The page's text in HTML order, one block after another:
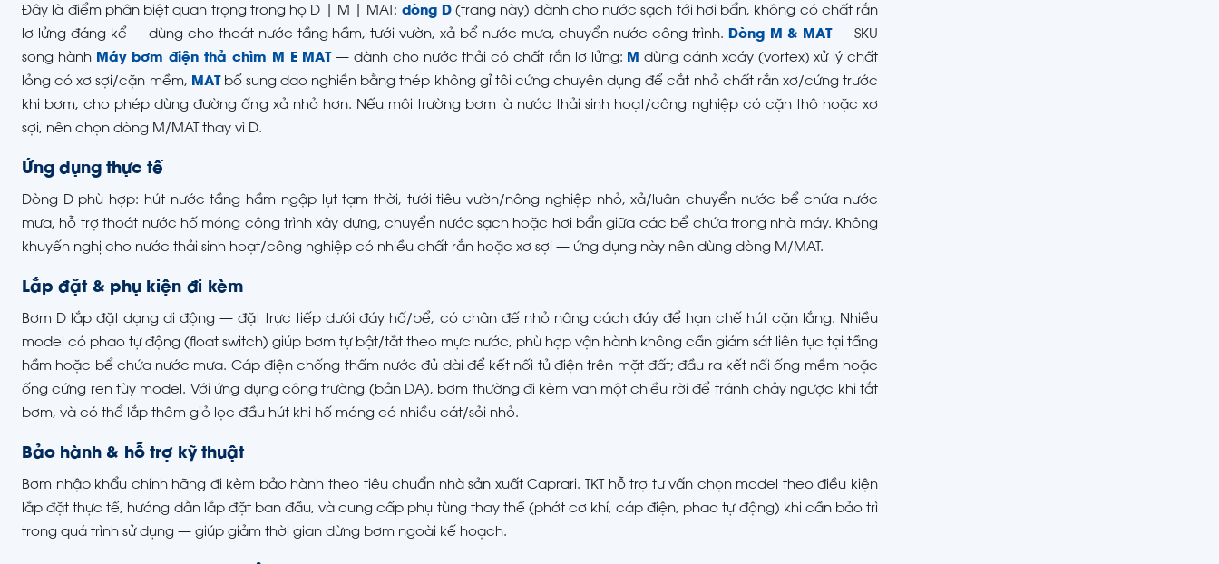
Đây là điểm phân biệt quan trọng trong họ D | M | MAT: dòng D(trang này) dành cho nước sạch tới hơi bẩn, không có chất rắn
lơ lửng đáng kể — dùng cho thoát nước tầng hầm, tưới vườn, xả bể nước mưa, chuyển nước công trình. Dòng M & MAT — SKU
song hành Máy bơm điện thả chìm M E MAT — dành cho nước thải có chất rắn lơ lửng: M dùng cánh xoáy (vortex) xử lý chất
lỏng có xơ sợi/cặn mềm, MAT bổ sung dao nghiền bằng thép không gỉ tôi cứng chuyên dụng để cắt nhỏ chất rắn xơ/cứng trước
khi bơm, cho phép dùng đường ống xả nhỏ hơn. Nếu môi trường bơm là nước thải sinh hoạt/công nghiệp có cặn thô hoặc xơ
sợi, nên chọn dòng M/MAT thay vì D.
Ứng dụng thực tế
Dòng D phù hợp: hút nước tầng hầm ngập lụt tạm thời, tưới tiêu vườn/nông nghiệp nhỏ, xả/luân chuyển nước bể chứa nước
mưa, hỗ trợ thoát nước hố móng công trình xây dựng, chuyển nước sạch hoặc hơi bẩn giữa các bể chứa trong nhà máy. Không
khuyến nghị cho nước thải sinh hoạt/công nghiệp có nhiều chất rắn hoặc xơ sợi — ứng dụng này nên dùng dòng M/MAT.
Lắp đặt & phụ kiện đi kèm
Bơm D lắp đặt dạng di động — đặt trực tiếp dưới đáy hố/bể, có chân đế nhỏ nâng cách đáy để hạn chế hút cặn lắng. Nhiều
model có phao tự động (float switch) giúp bơm tự bật/tắt theo mực nước, phù hợp vận hành không cần giám sát liên tục tại tầng
hầm hoặc bể chứa nước mưa. Cáp điện chống thấm nước đủ dài để kết nối tủ điện trên mặt đất; đầu ra kết nối ống mềm hoặc
ống cứng ren tùy model. Với ứng dụng công trường (bản DA), bơm thường đi kèm van một chiều rời để tránh chảy ngược khi tắt
bơm, và có thể lắp thêm giỏ lọc đầu hút khi hố móng có nhiều cát/sỏi nhỏ.
Bảo hành & hỗ trợ kỹ thuật
Bơm nhập khẩu chính hãng đi kèm bảo hành theo tiêu chuẩn nhà sản xuất Caprari. TKT hỗ trợ tư vấn chọn model theo điều kiện
lắp đặt thực tế, hướng dẫn lắp đặt ban đầu, và cung cấp phụ tùng thay thế (phớt cơ khí, cáp điện, phao tự động) khi cần bảo trì
trong quá trình sử dụng — giúp giảm thời gian dừng bơm ngoài kế hoạch.